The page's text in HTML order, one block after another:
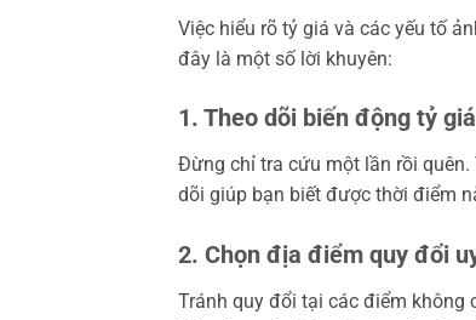
Việc hiểu rõ tỷ giá và các yếu tố
đây là một số lời khuyên:
1. Theo dõi biến động tỷ
Đừng chỉ tra cứu một lần rồi quên.
dõi giúp bạn biết được thời điểm
2. Chọn địa điểm quy đổi
Tránh quy đổi tại các điểm không